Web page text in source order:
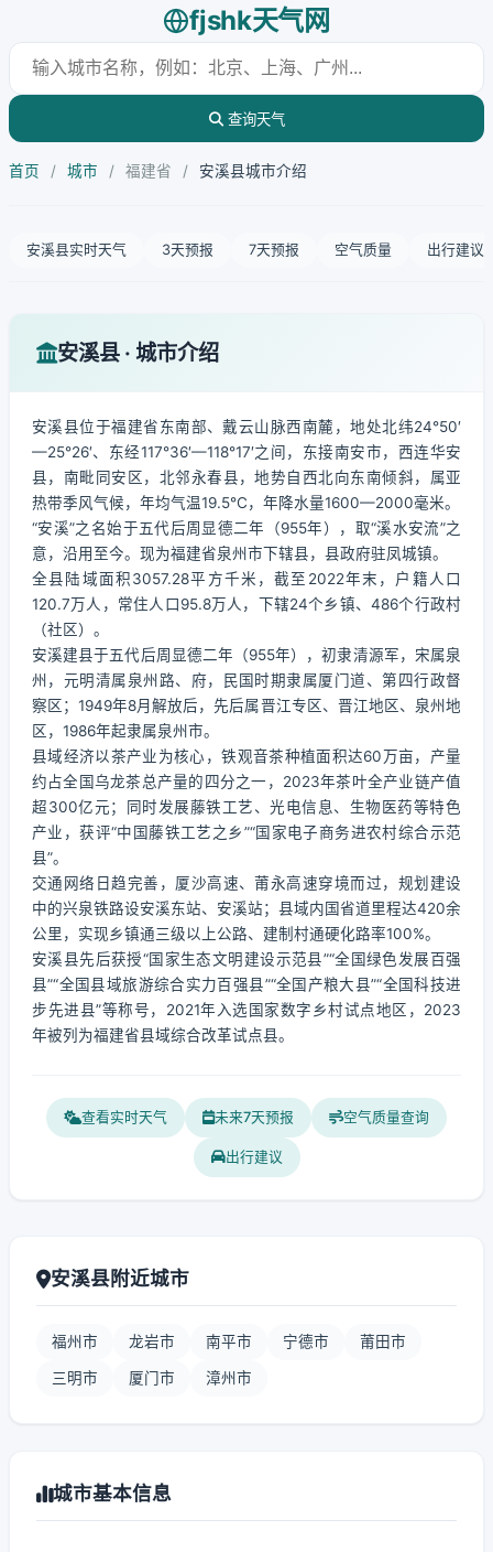
fjshk天气网
查询天气
首页 / 城市 / 福建省 / 安溪县城市介绍
安溪县实时天气 3天预报 7天预报 空气质量 出行建议
安溪县 · 城市介绍
安溪县位于福建省东南部、戴云山脉西南麓，地处北纬24°50′
—25°26′、东经117°36′—118°17′之间，东接南安市，西连华安
县，南毗同安区，北邻永春县，地势自西北向东南倾斜，属亚
热带季风气候，年均气温19.5℃，年降水量1600—2000毫米。
“安溪”之名始于五代后周显德二年（955年），取“溪水安流”之
意，沿用至今。现为福建省泉州市下辖县，县政府驻凤城镇。
全县陆域面积3057.28平方千米，截至2022年末，户籍人口
120.7万人，常住人口95.8万人，下辖24个乡镇、486个行政村
（社区）。
安溪建县于五代后周显德二年（955年），初隶清源军，宋属泉
州，元明清属泉州路、府，民国时期隶属厦门道、第四行政督
察区；1949年8月解放后，先后属晋江专区、晋江地区、泉州地
区，1986年起隶属泉州市。
县域经济以茶产业为核心，铁观音茶种植面积达60万亩，产量
约占全国乌龙茶总产量的四分之一，2023年茶叶全产业链产值
超300亿元；同时发展藤铁工艺、光电信息、生物医药等特色
产业，获评“中国藤铁工艺之乡”“国家电子商务进农村综合示范
县”。
交通网络日趋完善，厦沙高速、莆永高速穿境而过，规划建设
中的兴泉铁路设安溪东站、安溪站；县域内国省道里程达420余
公里，实现乡镇通三级以上公路、建制村通硬化路率100%。
安溪县先后获授“国家生态文明建设示范县”“全国绿色发展百强
县”“全国县域旅游综合实力百强县”“全国产粮大县”“全国科技进
步先进县”等称号，2021年入选国家数字乡村试点地区，2023
年被列为福建省县域综合改革试点县。
查看实时天气 未来7天预报 空气质量查询
出行建议
安溪县附近城市
福州市 龙岩市 南平市 宁德市 莆田市
三明市 厦门市 漳州市
城市基本信息